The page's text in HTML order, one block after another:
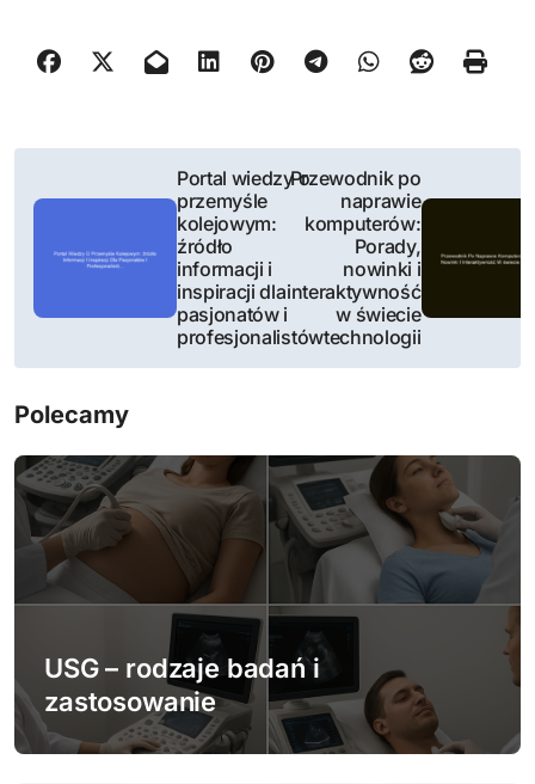
g
a
c
w
i
s
Portal wiedzy o
przemyśle
kolejowym:
źródło
informacji i
inspiracji dla
pasjonatów i
profesjonalistów
Przewodnik po
naprawie
komputerów:
Porady,
nowinki i
interaktywność
w świecie
technologii
Polecamy
USG – rodzaje badań i
zastosowanie